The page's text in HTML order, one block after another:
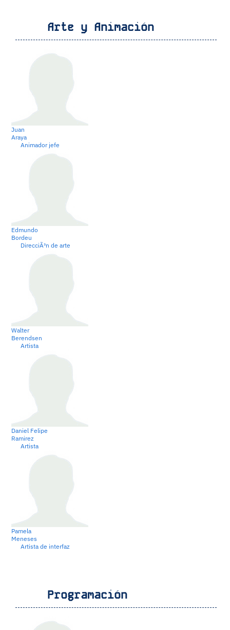
Arte y Animación
Juan
Araya
Animador jefe
Edmundo
Bordeu
DirecciÃ³n de arte
Walter
Berendsen
Artista
Daniel Felipe
Ramirez
Artista
Pamela
Meneses
Artista de interfaz
Programación